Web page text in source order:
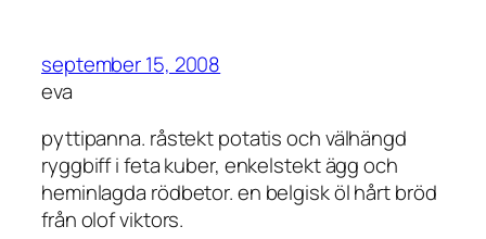
september 15, 2008
eva
pyttipanna. råstekt potatis och välhängd
ryggbiff i feta kuber, enkelstekt ägg och
heminlagda rödbetor. en belgisk öl hårt bröd
från olof viktors.